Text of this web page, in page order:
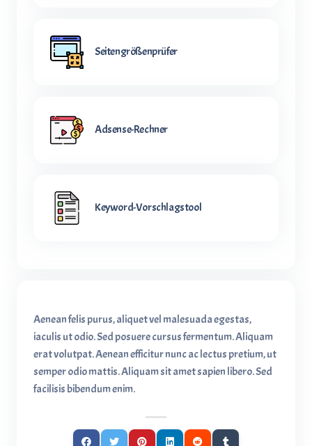
Seitengrößenprüfer
Adsense-Rechner
Keyword-Vorschlagstool
Aenean felis purus, aliquet vel malesuada egestas,
iaculis ut odio. Sed posuere cursus fermentum. Aliquam
erat volutpat. Aenean efficitur nunc ac lectus pretium, ut
semper odio mattis. Aliquam sit amet sapien libero. Sed
facilisis bibendum enim.